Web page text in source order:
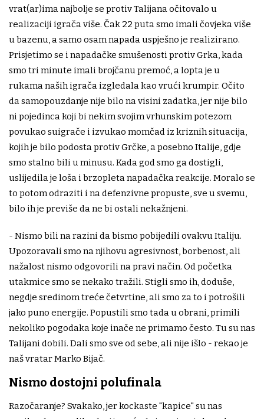
vrat(ar)ima najbolje se protiv Talijana očitovalo u
realizaciji igrača više. Čak 22 puta smo imali čovjeka više
u bazenu, a samo osam napada uspješno je realizirano.
Prisjetimo se i napadačke smušenosti protiv Grka, kada
smo tri minute imali brojčanu premoć, a lopta je u
rukama naših igrača izgledala kao vrući krumpir. Očito
da samopouzdanje nije bilo na visini zadatka, jer nije bilo
ni pojedinca koji bi nekim svojim vrhunskim potezom
povukao suigrače i izvukao momčad iz kriznih situacija,
kojih je bilo podosta protiv Grčke, a posebno Italije, gdje
smo stalno bili u minusu. Kada god smo ga dostigli,
uslijedila je loša i brzopleta napadačka reakcije. Moralo se
to potom odraziti i na defenzivne propuste, sve u svemu,
bilo ih je previše da ne bi ostali nekažnjeni.
- Nismo bili na razini da bismo pobijedili ovakvu Italiju.
Upozoravali smo na njihovu agresivnost, borbenost, ali
nažalost nismo odgovorili na pravi način. Od početka
utakmice smo se nekako tražili. Stigli smo ih, doduše,
negdje sredinom treće četvrtine, ali smo za to i potrošili
jako puno energije. Popustili smo tada u obrani, primili
nekoliko pogodaka koje inače ne primamo često. Tu su nas
Talijani dobili. Dali smo sve od sebe, ali nije išlo - rekao je
naš vratar Marko Bijač.
Nismo dostojni polufinala
Razočaranje? Svakako, jer kockaste "kapice" su nas